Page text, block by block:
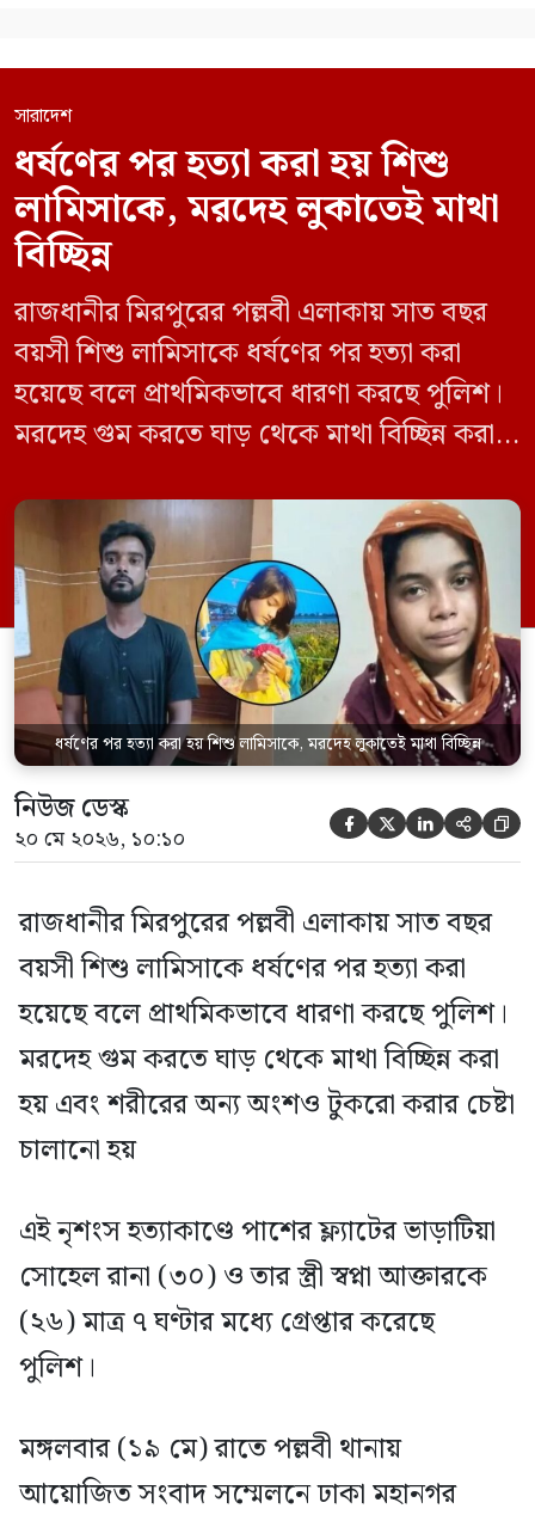
সারাদেশ
ধর্ষণের পর হত্যা করা হয় শিশু
লামিসাকে, মরদেহ লুকাতেই মাথা
বিচ্ছিন্ন
রাজধানীর মিরপুরের পল্লবী এলাকায় সাত বছর
বয়সী শিশু লামিসাকে ধর্ষণের পর হত্যা করা
হয়েছে বলে প্রাথমিকভাবে ধারণা করছে পুলিশ।
মরদেহ গুম করতে ঘাড় থেকে মাথা বিচ্ছিন্ন করা
চালানো হয় এই নৃশংস হত্যাকাণ্ডে পাশের ফ্ল্যাটের
ভাড়াটিয়া সোহেল রানা (৩০) ও তার স্ত্রী স্বপ্না
আক্তারকে (২৬) মাত্র ৭ ঘণ্টার […]
ধর্ষণের পর হত্যা করা হয় শিশু লামিসাকে, মরদেহ লুকাতেই মাথা বিচ্ছিন্ন
নিউজ ডেস্ক
২০ মে ২০২৬, ১০:১০     
রাজধানীর মিরপুরের পল্লবী এলাকায় সাত বছর
বয়সী শিশু লামিসাকে ধর্ষণের পর হত্যা করা
হয়েছে বলে প্রাথমিকভাবে ধারণা করছে পুলিশ।
মরদেহ গুম করতে ঘাড় থেকে মাথা বিচ্ছিন্ন করা
হয় এবং শরীরের অন্য অংশও টুকরো করার চেষ্টা
চালানো হয়
এই নৃশংস হত্যাকাণ্ডে পাশের ফ্ল্যাটের ভাড়াটিয়া
সোহেল রানা (৩০) ও তার স্ত্রী স্বপ্না আক্তারকে
(২৬) মাত্র ৭ ঘণ্টার মধ্যে গ্রেপ্তার করেছে
পুলিশ।
মঙ্গলবার (১৯ মে) রাতে পল্লবী থানায়
আয়োজিত সংবাদ সম্মেলনে ঢাকা মহানগর